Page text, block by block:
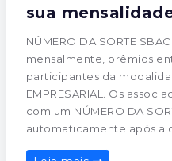
sua
NÚMERO DA SORTE
mensalmente, prêmios
participantes da
EMPRESARIAL. Os
com um NÚMERO DA
automaticamente após a